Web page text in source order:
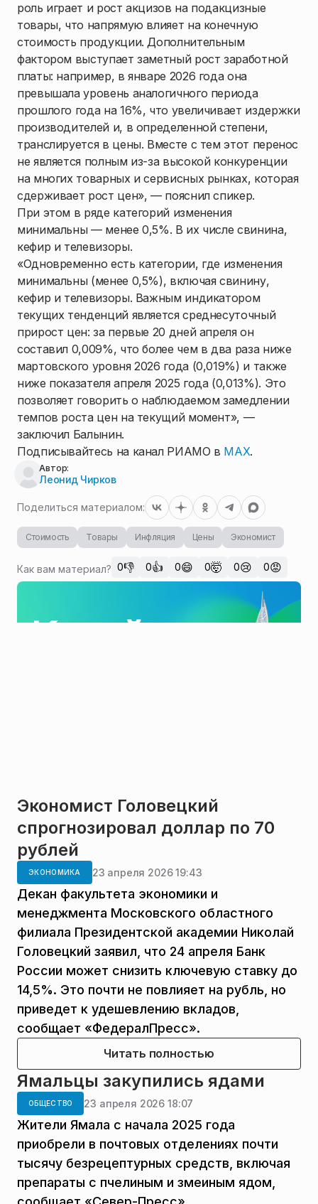
роль играет и рост акцизов на подакцизные
товары, что напрямую влияет на конечную
стоимость продукции. Дополнительным
фактором выступает заметный рост заработной
платы: например, в январе 2026 года она
превышала уровень аналогичного периода
прошлого года на 16%, что увеличивает издержки
производителей и, в определенной степени,
транслируется в цены. Вместе с тем этот перенос
не является полным из-за высокой конкуренции
на многих товарных и сервисных рынках, которая
сдерживает рост цен», — пояснил спикер.
При этом в ряде категорий изменения
минимальны — менее 0,5%. В их числе свинина,
кефир и телевизоры.
«Одновременно есть категории, где изменения
минимальны (менее 0,5%), включая свинину,
кефир и телевизоры. Важным индикатором
текущих тенденций является среднесуточный
прирост цен: за первые 20 дней апреля он
составил 0,009%, что более чем в два раза ниже
мартовского уровня 2026 года (0,019%) и также
ниже показателя апреля 2025 года (0,013%). Это
позволяет говорить о наблюдаемом замедлении
темпов роста цен на текущий момент», —
заключил Балынин.
Подписывайтесь на канал РИАМО в MAX.
Автор:
Леонид Чирков
Поделиться материалом:
Стоимость Товары Инфляция Цены Экономист
Как вам материал? 0👎 0👍 0😄 0🤯 0😢 0😡
Экономист Головецкий
спрогнозировал доллар по 70
рублей
ЭКОНОМИКА 23 апреля 2026 19:43
Декан факультета экономики и
менеджмента Московского областного
филиала Президентской академии Николай
Головецкий заявил, что 24 апреля Банк
России может снизить ключевую ставку до
14,5%. Это почти не повлияет на рубль, но
приведет к удешевлению вкладов,
сообщает «ФедералПресс».
Читать полностью
Ямальцы закупились ядами
ОБЩЕСТВО 23 апреля 2026 18:07
Жители Ямала с начала 2025 года
приобрели в почтовых отделениях почти
тысячу безрецептурных средств, включая
препараты с пчелиным и змеиным ядом,